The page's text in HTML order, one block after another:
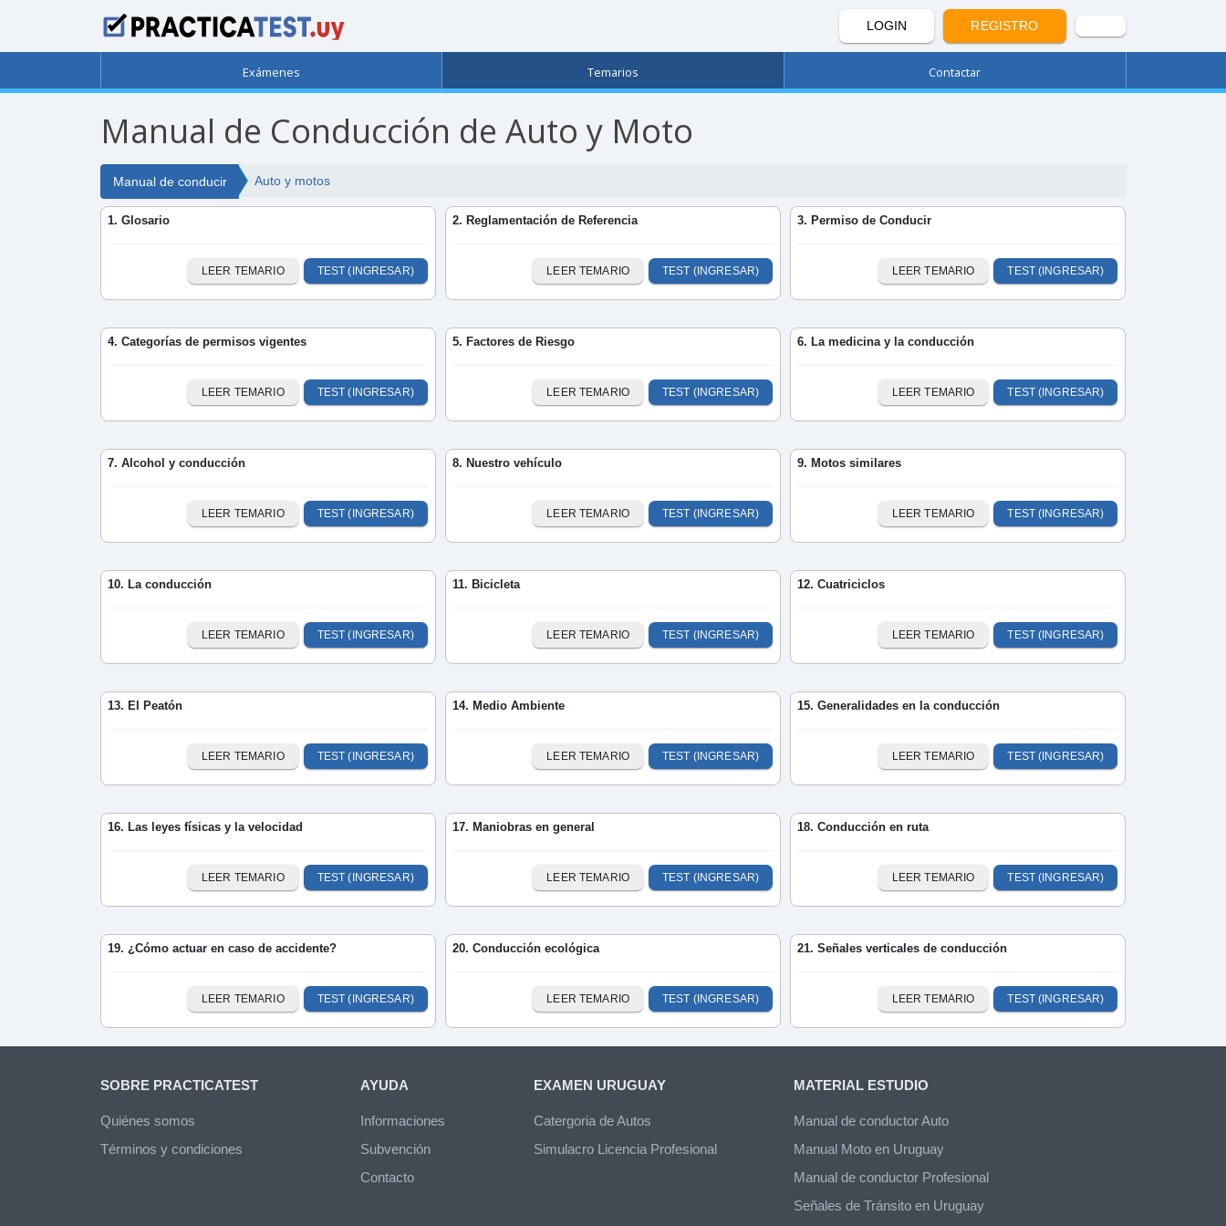
LOGIN REGISTRO
Exámenes Temarios Contactar
Manual de Conducción de Auto y Moto
Manual de conducir Auto y motos
1. Glosario
LEER TEMARIO TEST (INGRESAR)
2. Reglamentación de Referencia
LEER TEMARIO TEST (INGRESAR)
3. Permiso de Conducir
LEER TEMARIO TEST (INGRESAR)
4. Categorías de permisos vigentes
LEER TEMARIO TEST (INGRESAR)
5. Factores de Riesgo
LEER TEMARIO TEST (INGRESAR)
6. La medicina y la conducción
LEER TEMARIO TEST (INGRESAR)
7. Alcohol y conducción
LEER TEMARIO TEST (INGRESAR)
8. Nuestro vehículo
LEER TEMARIO TEST (INGRESAR)
9. Motos similares
LEER TEMARIO TEST (INGRESAR)
10. La conducción
LEER TEMARIO TEST (INGRESAR)
11. Bicicleta
LEER TEMARIO TEST (INGRESAR)
12. Cuatriciclos
LEER TEMARIO TEST (INGRESAR)
13. El Peatón
LEER TEMARIO TEST (INGRESAR)
14. Medio Ambiente
LEER TEMARIO TEST (INGRESAR)
15. Generalidades en la conducción
LEER TEMARIO TEST (INGRESAR)
16. Las leyes físicas y la velocidad
LEER TEMARIO TEST (INGRESAR)
17. Maniobras en general
LEER TEMARIO TEST (INGRESAR)
18. Conducción en ruta
LEER TEMARIO TEST (INGRESAR)
19. ¿Cómo actuar en caso de accidente?
LEER TEMARIO TEST (INGRESAR)
20. Conducción ecológica
LEER TEMARIO TEST (INGRESAR)
21. Señales verticales de conducción
LEER TEMARIO TEST (INGRESAR)
SOBRE PRACTICATEST
Quiénes somos
Términos y condiciones
AYUDA
Informaciones
Subvención
Contacto
EXAMEN URUGUAY
Catergoria de Autos
Simulacro Licencia Profesional
MATERIAL ESTUDIO
Manual de conductor Auto
Manual Moto en Uruguay
Manual de conductor Profesional
Señales de Tránsito en Uruguay